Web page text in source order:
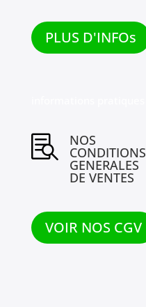
PLUS D'INFOs
 NOS
CONDITIONS
GENERALES
DE VENTES
VOIR NOS CGV